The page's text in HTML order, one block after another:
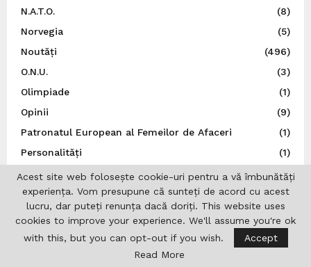
N.A.T.O.
(8)
Norvegia
(5)
Noutăți
(496)
O.N.U.
(3)
Olimpiade
(1)
Opinii
(9)
Patronatul European al Femeilor de Afaceri
(1)
Personalități
(1)
Politică
(6)
Polonia
(22)
Portugalia
(1)
Post Catolic
Acest site web folosește cookie-uri pentru a vă îmbunătăți
experiența. Vom presupune că sunteți de acord cu acest
lucru, dar puteți renunța dacă doriți. This website uses
cookies to improve your experience. We'll assume you're ok
with this, but you can opt-out if you wish.
Accept
Read More